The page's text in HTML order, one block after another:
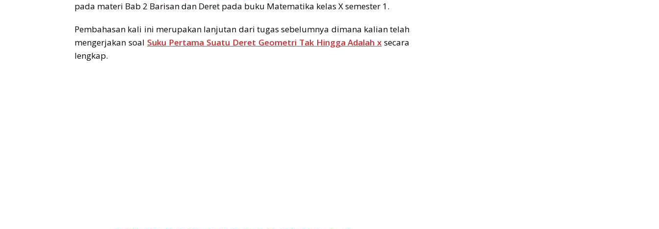
pada materi Bab 2 Barisan dan Deret pada buku Matematika kelas X semester 1.
Pembahasan kali ini merupakan lanjutan dari tugas sebelumnya dimana kalian telah
mengerjakan soal Suku Pertama Suatu Deret Geometri Tak Hingga Adalah x secara
lengkap.